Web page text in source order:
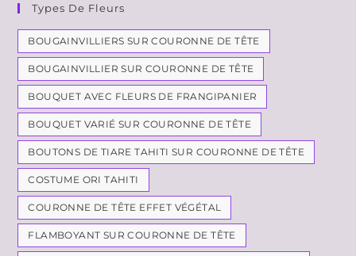
Types De Fleurs
BOUGAINVILLIERS SUR COURONNE DE TÊTE
BOUGAINVILLIER SUR COURONNE DE TÊTE
BOUQUET AVEC FLEURS DE FRANGIPANIER
BOUQUET VARIÉ SUR COURONNE DE TÊTE
BOUTONS DE TIARE TAHITI SUR COURONNE DE TÊTE
COSTUME ORI TAHITI
COURONNE DE TÊTE EFFET VÉGÉTAL
FLAMBOYANT SUR COURONNE DE TÊTE